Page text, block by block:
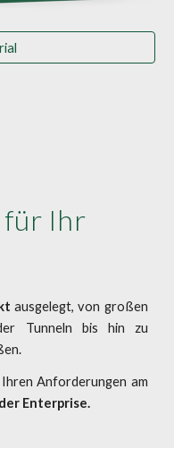
für Ihr
ausgelegt, von großen
Tunneln bis hin zu
Anforderungen am
Enterprise.